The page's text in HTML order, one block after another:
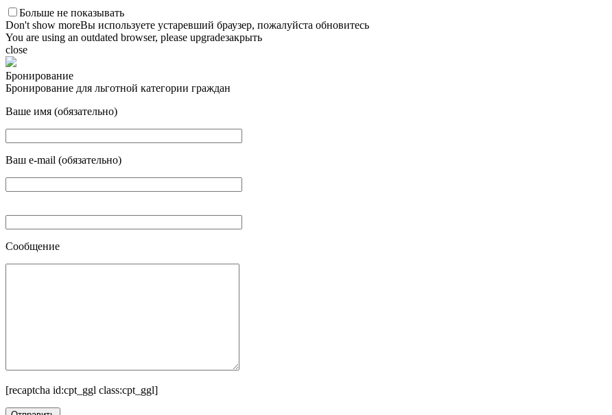
Больше не показывать
Don't show moreВы используете устаревший браузер, пожалуйста обновитесь
You are using an outdated browser, please upgradeзакрыть
close
Бронирование
Бронирование для льготной категории граждан
Ваше имя (обязательно)
Ваш e-mail (обязательно)
Сообщение
[recaptcha id:cpt_ggl class:cpt_ggl]